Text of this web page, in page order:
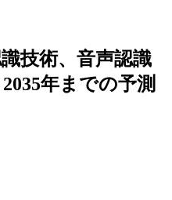
技術、音声認識
年までの予測